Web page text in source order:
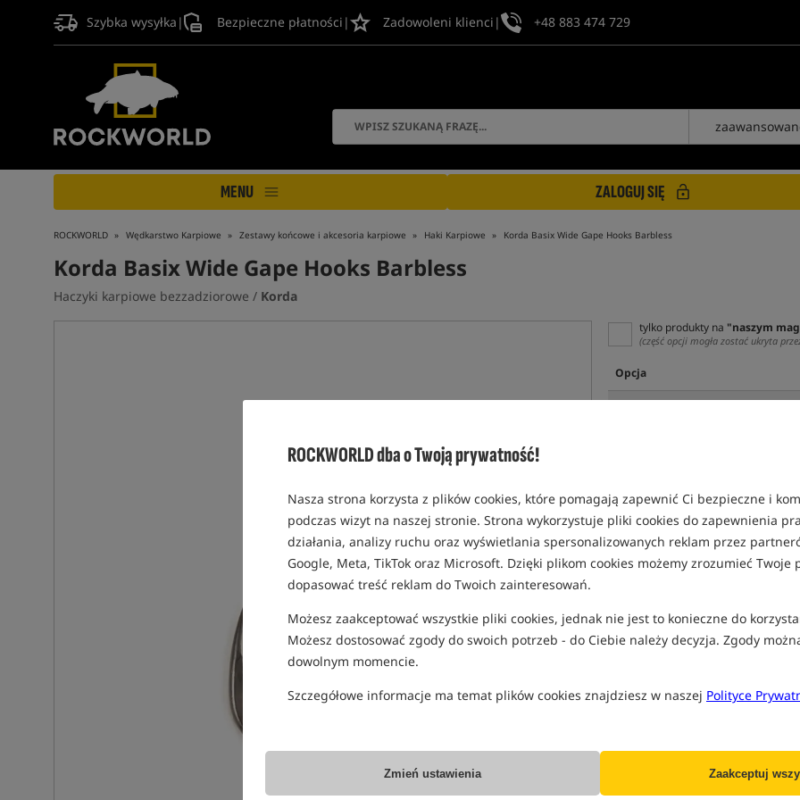
ROCKWORLD dba o Twoją prywatność!
Nasza strona korzysta z plików cookies, które pomagają zapewnić Ci bezpieczne i
podczas wizyt na naszej stronie. Strona wykorzystuje pliki cookies do zapewnienia
działania, analizy ruchu oraz wyświetlania spersonalizowanych reklam przez
Google, Meta, TikTok oraz Microsoft. Dzięki plikom cookies możemy zrozumieć Twoje
dopasować treść reklam do Twoich zainteresowań.
Możesz zaakceptować wszystkie pliki cookies, jednak nie jest to konieczne do
Możesz dostosować zgody do swoich potrzeb - do Ciebie należy decyzja. Zgody
dowolnym momencie.
Szczegółowe informacje ma temat plików cookies znajdziesz w naszej Polityce
Zmień ustawienia Zaakceptuj
Szybka wysyłka | Bezpieczne płatności | Zadowoleni klienci | +48 883 474 729
MENU ZALOGUJ SIĘ
ROCKWORLD Wędkarstwo Karpiowe Zestawy końcowe i akcesoria karpiowe Haki Karpiowe Korda Basix Wide Gape Hooks Barbless
Korda Basix Wide Gape Hooks Barbless
Haczyki karpiowe bezzadziorowe / Korda
tylko produkty na "naszym
(część opcji mogła zostać ukryta
Opcja
SPODZIEWANA WYSYŁKA
rozmiar 4
MPN: KBX005
0,14
SPODZIEWANA WYSYŁKA
MPN: KBX006
SPODZIEWANA WYSYŁKA